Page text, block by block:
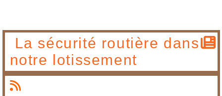
La sécurité routière dans
notre lotissement